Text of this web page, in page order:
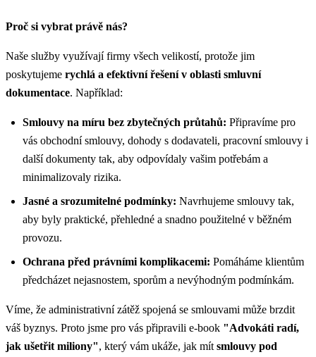
Proč si vybrat právě nás?
Naše služby využívají firmy všech velikostí, protože jim
poskytujeme rychlá a efektivní řešení v oblasti smluvní
dokumentace. Například:
Smlouvy na míru bez zbytečných průtahů: Připravíme pro
vás obchodní smlouvy, dohody s dodavateli, pracovní smlouvy i
další dokumenty tak, aby odpovídaly vašim potřebám a
minimalizovaly rizika.
Jasné a srozumitelné podmínky: Navrhujeme smlouvy tak,
aby byly praktické, přehledné a snadno použitelné v běžném
provozu.
Ochrana před právními komplikacemi: Pomáháme klientům
předcházet nejasnostem, sporům a nevýhodným podmínkám.
Víme, že administrativní zátěž spojená se smlouvami může brzdit
váš byznys. Proto jsme pro vás připravili e-book "Advokáti radí,
jak ušetřit miliony", který vám ukáže, jak mít smlouvy pod